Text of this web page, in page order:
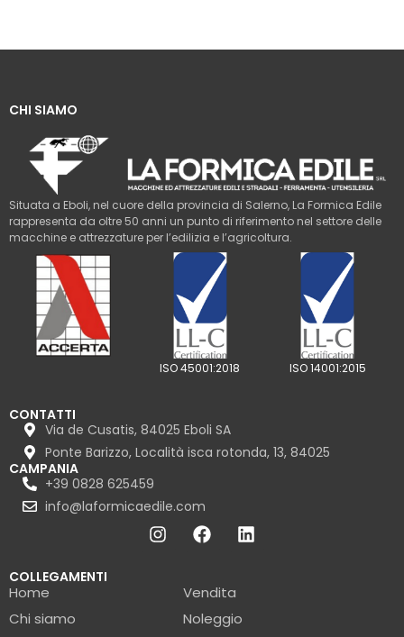
CHI SIAMO
Situata a Eboli, nel cuore della provincia di Salerno, La Formica Edile
rappresenta da oltre 50 anni un punto di riferimento nel settore delle
macchine e attrezzature per l’edilizia e l’agricoltura.
ISO 45001:2018 ISO 14001:2015
CONTATTI
Via de Cusatis, 84025 Eboli SA
Ponte Barizzo, Località isca rotonda, 13, 84025
CAMPANIA
+39 0828 625459
info@laformicaedile.com
COLLEGAMENTI
Home
Chi siamo
Vendita
Noleggio